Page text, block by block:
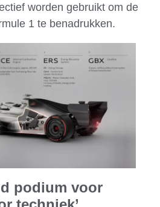
worden gebruikt om de
1 te benadrukken.
podium voor